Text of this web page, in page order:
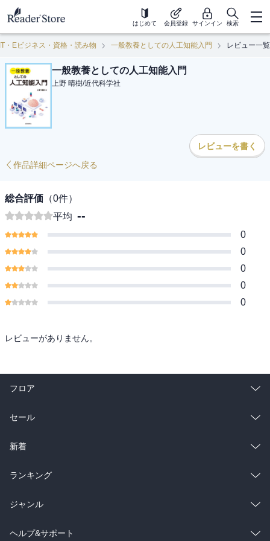
はじめて 会員登録 サインイン 検索
・Eビジネス・資格・読み物 一般教養としての人工知能入門 レビュー一覧
一般教養としての人工知能入門
上野 晴樹/近代科学社
レビューを書く
作品詳細ページへ戻る
総合評価 （0件）
平均 --
0
0
0
0
0
レビューがありません。
フロア
総合
ラノベ
雑誌・グラビア
BL・TL
セール
総合
ラノベ
雑誌・グラビア
BL・TL
新着
総合
ラノベ
雑誌・グラビア
ランキング
総合
ラノベ
ジャンル
コミック
ヘルプ&サポート